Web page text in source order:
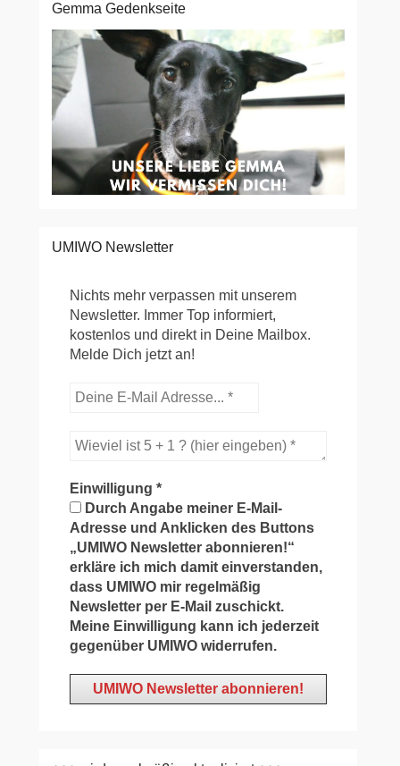
Gemma Gedenkseite
UMIWO Newsletter
Nichts mehr verpassen mit unserem
Newsletter. Immer Top informiert,
kostenlos und direkt in Deine Mailbox.
Melde Dich jetzt an!
Einwilligung*
Durch Angabe meiner E-Mail-
Adresse und Anklicken des Buttons
„UMIWO Newsletter abonnieren!“
erkläre ich mich damit einverstanden,
dass UMIWO mir regelmäßig
Newsletter per E-Mail zuschickt.
Meine Einwilligung kann ich jederzeit
gegenüber UMIWO widerrufen.